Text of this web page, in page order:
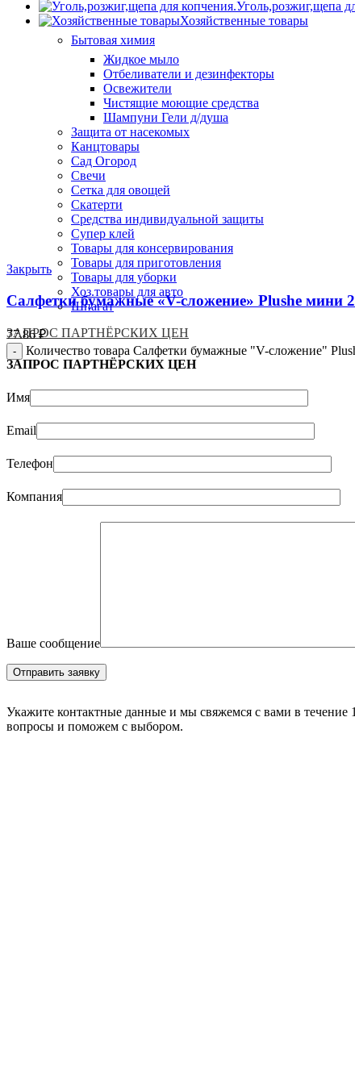
Уголь,розжиг,щепа
Хозяйственные товары
Бытовая химия
Жидкое мыло
Отбеливатели и дезинфекторы
Освежители
Чистящие моющие средства
Шампуни Гели д/душа
Защита от насекомых
Канцтовары
Сад Огород
Свечи
Сетка для овощей
Скатерти
Средства индивидуальной защиты
Супер клей
Товары для консервирования
Товары для приготовления
Товары для уборки
Хоз.товары для авто
Шпагат
ЗАПРОС ПАРТНЁРСКИХ ЦЕН
ЗАПРОС ПАРТНЁРСКИХ ЦЕН
Имя
Email
Телефон
Компания
Ваше сообщение
Укажите контактные данные и мы свяжемся с вами в течение
вопросы и поможем с выбором.
Закрыть
Салфетки бумажные «V-сложение» Plushe мини
77.86₽
Количество товара Салфетки бумажные "V-сложение"